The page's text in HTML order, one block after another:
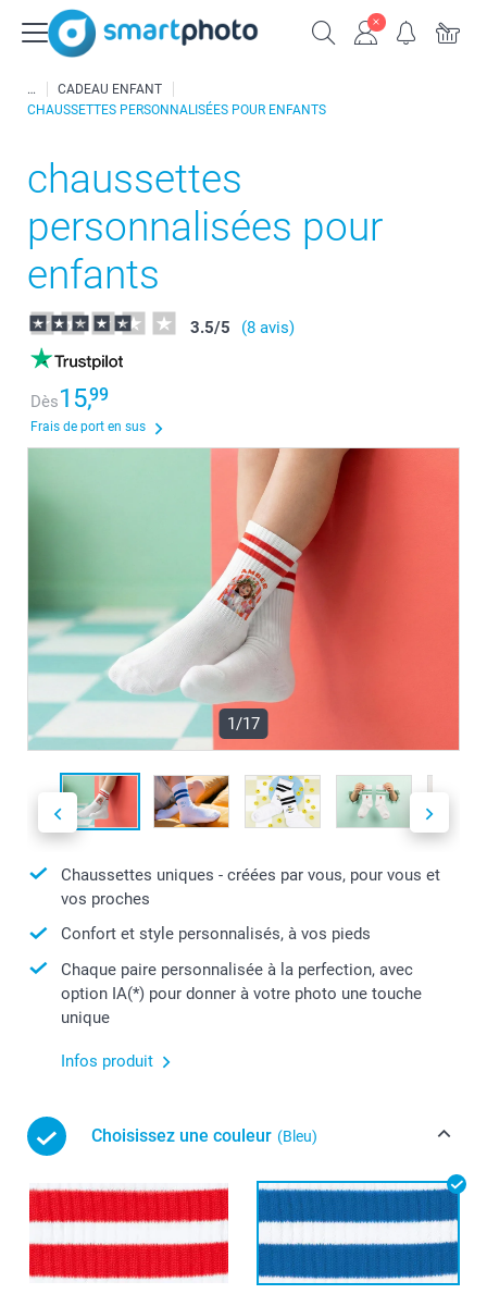
CADEAU ENFANT
CHAUSSETTES PERSONNALISÉES POUR ENFANTS
chaussettes
personnalisées pour
enfants
3.5/5 (8 avis)
Dès15,99
Frais de port en sus
1/17
Chaussettes uniques - créées par vous, pour vous et
vos proches
Confort et style personnalisés, à vos pieds
Chaque paire personnalisée à la perfection, avec
option IA(*) pour donner à votre photo une touche
unique
Infos produit
Choisissez une couleur (Bleu)